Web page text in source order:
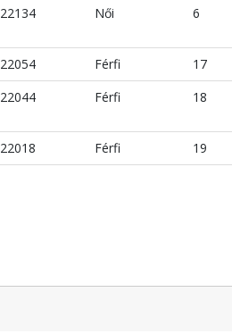
22134 Női 6
22054 Férfi
17
22044 Férfi 18
22018 Férfi 19